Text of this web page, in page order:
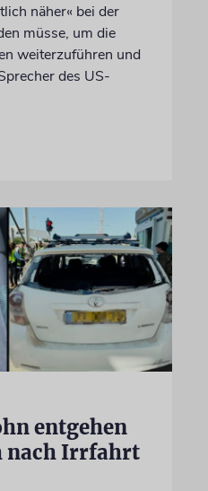
näher« bei der
müsse, um die
weiterzuführen und
des US-
entgehen
nach Irrfahrt